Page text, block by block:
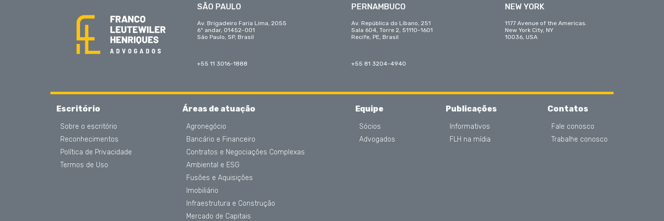
SÃO PAULO
Av. Brigadeiro Faria Lima, 2055
6º andar, 01452-001
São Paulo, SP, Brasil
+55 11 3016-1888
PERNAMBUCO
Av. República do Líbano, 251
Sala 604, Torre 2, 51110-1601
Recife, PE, Brasil
+55 81 3204-4940
NEW YORK
1177 Avenue of the Americas.
New York City, NY
10036, USA
Escritório
Sobre o escritório
Reconhecimentos
Política de Privacidade
Termos de Uso
Áreas de atuação
Agronegócio
Bancário e Financeiro
Contratos e Negociações Complexas
Ambiental e ESG
Fusões e Aquisições
Imobiliário
Infraestrutura e Construção
Mercado de Capitais
Equipe
Sócios
Advogados
Publicações
Informativos
FLH na mídia
Contatos
Fale conosco
Trabalhe conosco